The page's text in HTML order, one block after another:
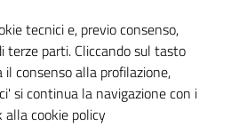
sito
tecnici e, previo consenso,
terze parti. Cliccando sul tasto
consenso alla profilazione,
si continua la navigazione con i
alla cookie policy